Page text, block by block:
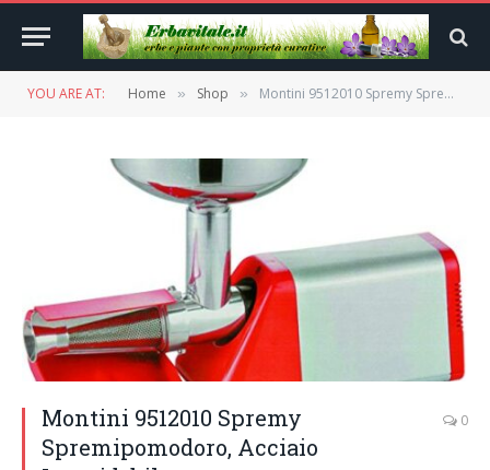
YOU ARE AT: Home » Shop » Montini 9512010 Spremy Spremipomodoro, Acciaio Inossidabile
Montini 9512010 Spremy
Spremipomodoro, Acciaio
0